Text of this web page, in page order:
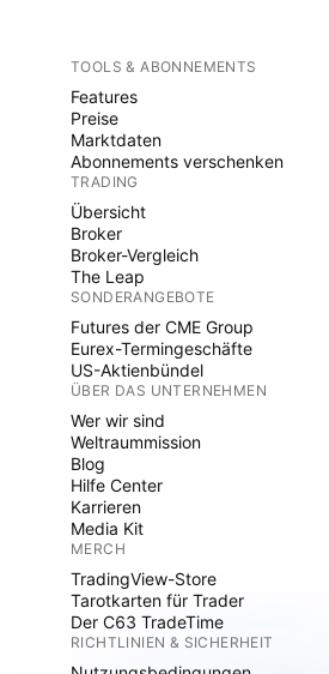
TOOLS & ABONNEMENTS
Features
Preise
Marktdaten
Abonnements verschenken
TRADING
Übersicht
Broker
Broker-Vergleich
The Leap
SONDERANGEBOTE
Futures der CME Group
Eurex-Termingeschäfte
US-Aktienbündel
ÜBER DAS UNTERNEHMEN
Wer wir sind
Weltraummission
Blog
Hilfe Center
Karrieren
Media Kit
MERCH
TradingView-Store
Tarotkarten für Trader
Der C63 TradeTime
RICHTLINIEN & SICHERHEIT